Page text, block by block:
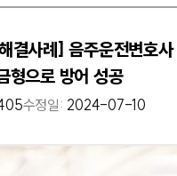
결사례] 음주운전변호
형으로 방어 성공
수정일: 2024-07-10